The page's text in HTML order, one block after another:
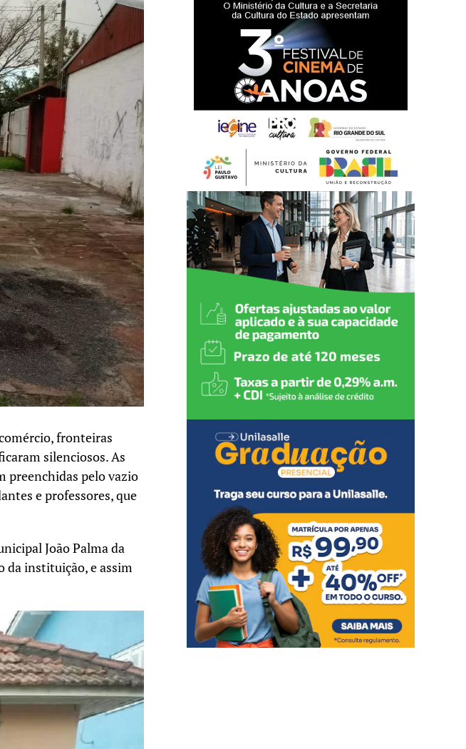
fronteiras
silenciosos. As
preenchidas pelo vazio
e professores, que
João Palma da
da instituição, e assim